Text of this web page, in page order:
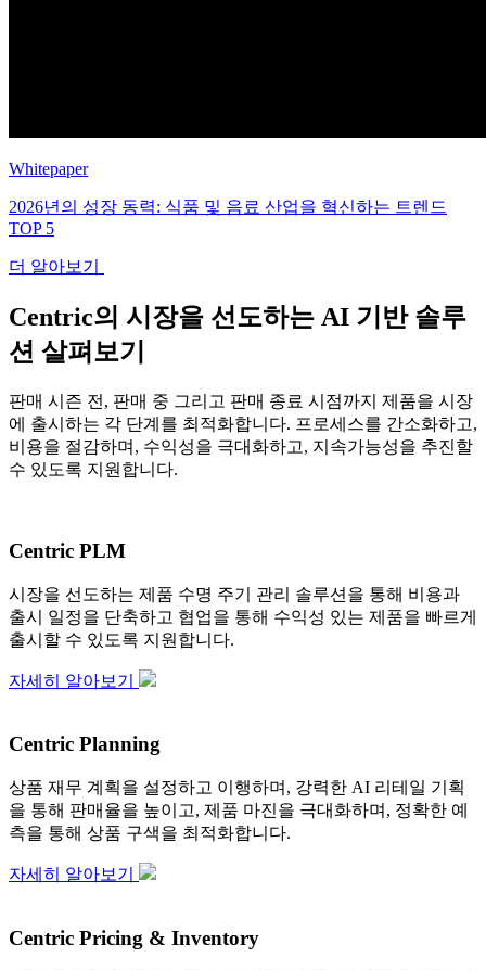
Whitepaper
2026년의 성장 동력: 식품 및 음료 산업을 혁신하는 트렌드
TOP 5
더 알아보기
Centric의 시장을 선도하는 AI 기반 솔루
션 살펴보기
판매 시즌 전, 판매 중 그리고 판매 종료 시점까지 제품을 시장
에 출시하는 각 단계를 최적화합니다. 프로세스를 간소화하고,
비용을 절감하며, 수익성을 극대화하고, 지속가능성을 추진할
수 있도록 지원합니다.
Centric PLM
시장을 선도하는 제품 수명 주기 관리 솔루션을 통해 비용과
출시 일정을 단축하고 협업을 통해 수익성 있는 제품을 빠르게
출시할 수 있도록 지원합니다.
자세히 알아보기
Centric Planning
상품 재무 계획을 설정하고 이행하며, 강력한 AI 리테일 기획
을 통해 판매율을 높이고, 제품 마진을 극대화하며, 정확한 예
측을 통해 상품 구색을 최적화합니다.
자세히 알아보기
Centric Pricing & Inventory